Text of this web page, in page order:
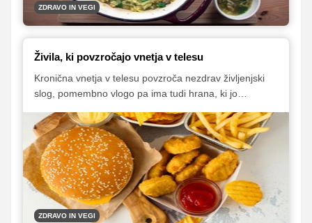
ZDRAVO IN VEGI
Živila, ki povzročajo vnetja v telesu
Kronična vnetja v telesu povzroča nezdrav življenjski
slog, pomembno vlogo pa ima tudi hrana, ki jo
vnetja in se jim je v izogib težavam bolje odpovedati.
ZDRAVO IN VEGI